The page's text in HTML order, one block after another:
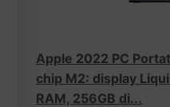
Apple 2022 PC
chip M2: display
RAM, 256GB di...